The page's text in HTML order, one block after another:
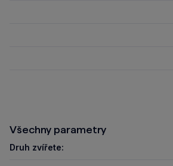
Všechny parametry
Druh zvířete: